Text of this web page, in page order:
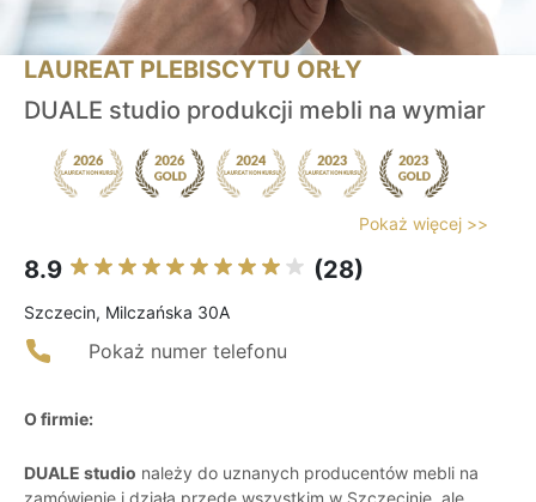
LAUREAT PLEBISCYTU ORŁY
DUALE studio produkcji mebli na wymiar
Pokaż więcej >>
8.9 (28)
Szczecin, Milczańska 30A
Pokaż numer telefonu
O firmie:
DUALE studio należy do uznanych producentów mebli na
zamówienie i działa przede wszystkim w Szczecinie, ale